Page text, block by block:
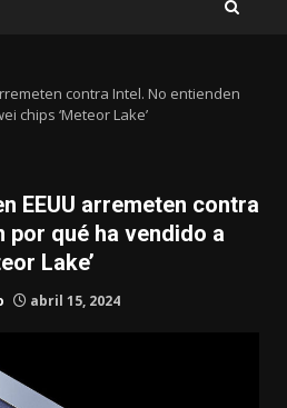
contra Intel. No entienden
chips ‘Meteor Lake’
EEUU arremeten contra
por qué ha vendido a
Lake’
abril 15, 2024